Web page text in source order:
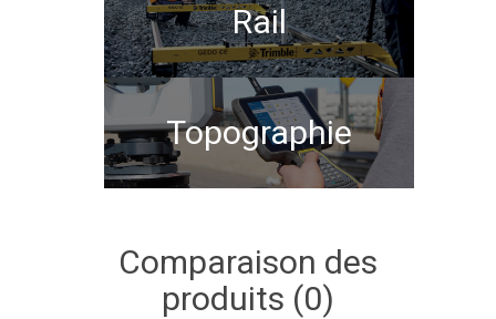
Rail
Topographie
Comparaison des
produits (0)